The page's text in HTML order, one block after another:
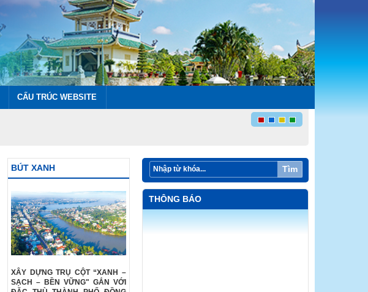
CẤU TRÚC WEBSITE
Tìm
BÚT XANH
XÂY DỰNG TRỤ CỘT “XANH –
SẠCH – BỀN VỮNG" GẮN VỚI
THÔNG BÁO